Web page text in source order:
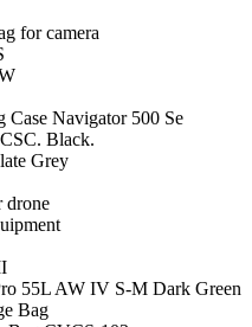
for camera
Navigator 500 Se
Black.
Grey
drone
55L AW IV S-M Dark Green
Bag